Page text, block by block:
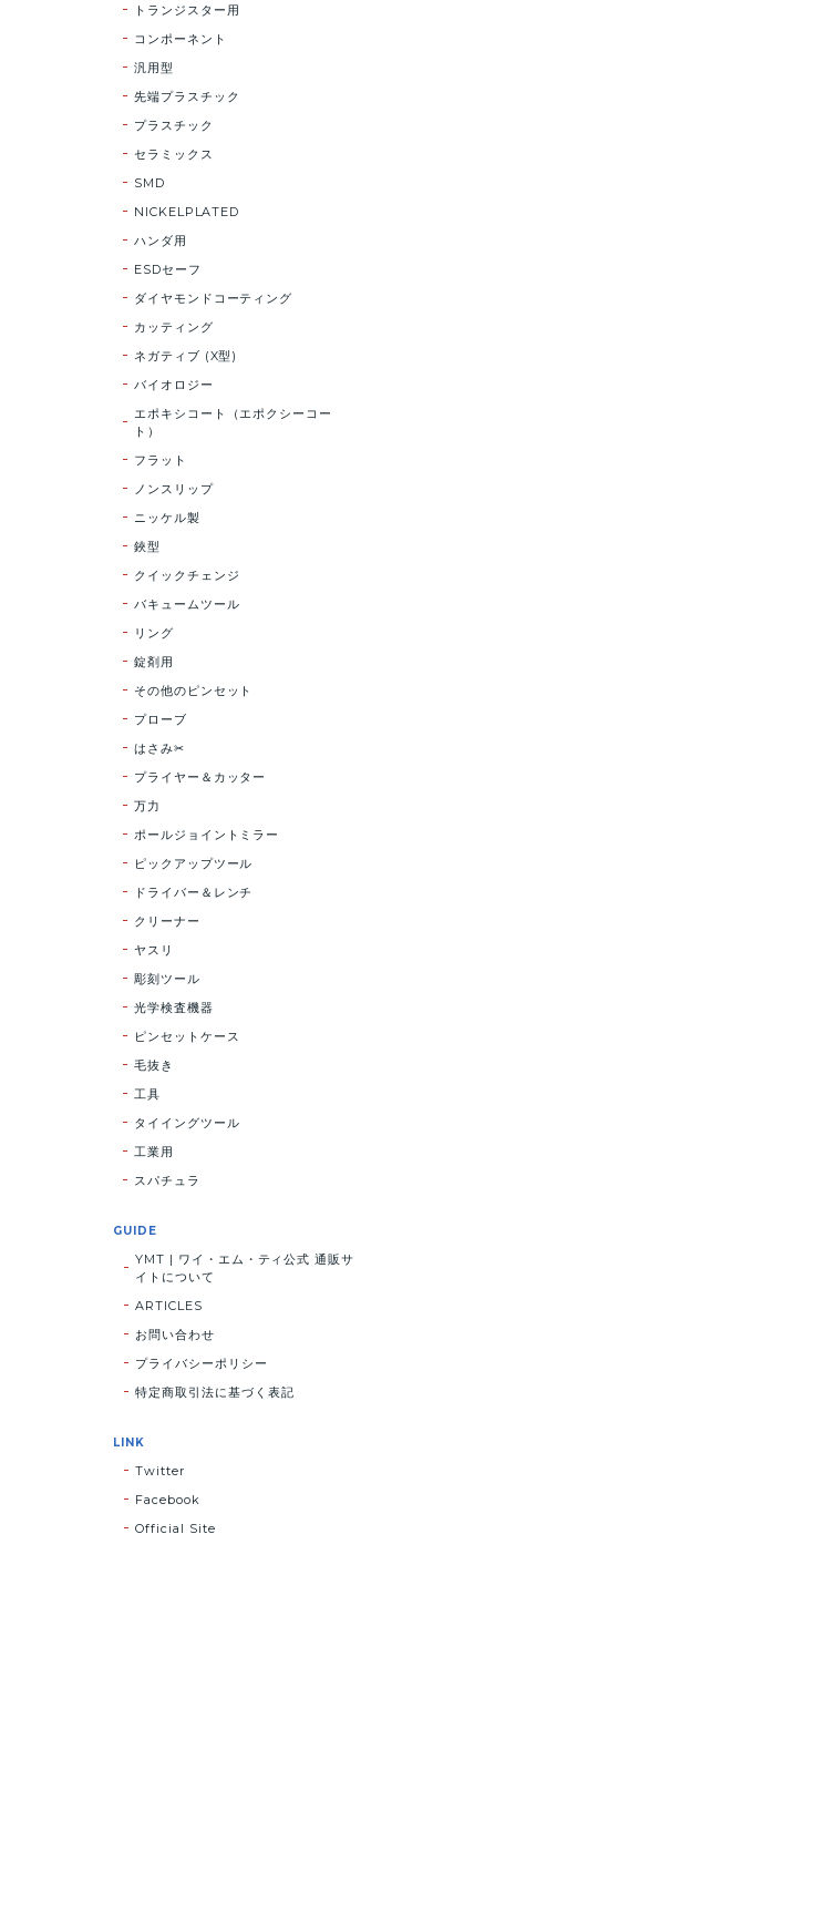
トランジスター用
コンポーネント
汎用型
先端プラスチック
プラスチック
セラミックス
SMD
NICKELPLATED
ハンダ用
ESDセーフ
ダイヤモンドコーティング
カッティング
ネガティブ (X型)
バイオロジー
エポキシコート（エポクシーコー
ト）
フラット
ノンスリップ
ニッケル製
鋏型
クイックチェンジ
バキュームツール
リング
錠剤用
その他のピンセット
プローブ
はさみ✂
プライヤー＆カッター
万力
ポールジョイントミラー
ピックアップツール
ドライバー＆レンチ
クリーナー
ヤスリ
彫刻ツール
光学検査機器
ピンセットケース
毛抜き
工具
タイイングツール
工業用
スパチュラ
GUIDE
YMT | ワイ・エム・ティ公式 通販サ
イトについて
ARTICLES
お問い合わせ
プライバシーポリシー
特定商取引法に基づく表記
LINK
Twitter
Facebook
Official Site